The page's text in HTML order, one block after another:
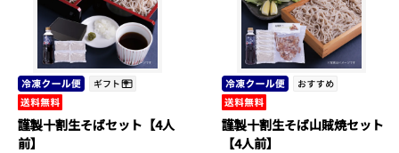
謹製十割生そばセット【4人
前】
謹製十割生そば山賊焼セット
【4人前】